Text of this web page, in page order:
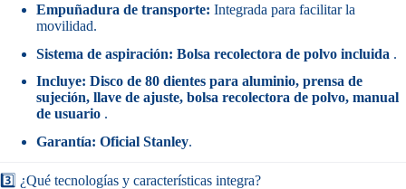
Empuñadura de transporte: Integrada para facilitar la
movilidad.
Sistema de aspiración: Bolsa recolectora de polvo incluida .
Incluye: Disco de 80 dientes para aluminio, prensa de
sujeción, llave de ajuste, bolsa recolectora de polvo, manual
de usuario .
Garantía: Oficial Stanley.
3️⃣ ¿Qué tecnologías y características integra?